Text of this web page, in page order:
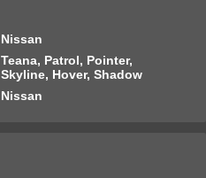
Nissan
Teana, Patrol, Pointer,
Skyline, Hover, Shadow
Nissan